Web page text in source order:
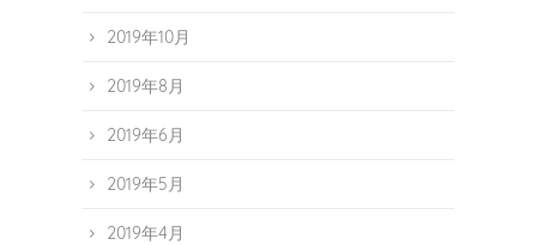
2019年10月
2019年8月
2019年6月
2019年5月
2019年4月